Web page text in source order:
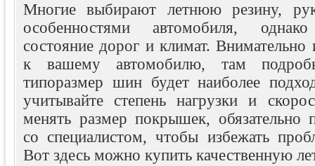
Многие выбирают летнюю резину,
особенностями автомобиля,
состояние дорог и климат. Внимательно
к вашему автомобилю, там
типоразмер шин будет наиболее
учитывайте степень нагрузки и
менять размер покрышек, обязательно
со специалистом, чтобы избежать
Вот здесь можно купить качественную